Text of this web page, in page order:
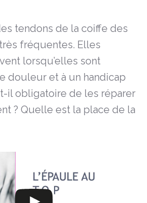
tendons de la coiffe des
fréquentes. Elles
lorsqu’elles sont
douleur et à un handicap
il obligatoire de les réparer
? Quelle est la place de la